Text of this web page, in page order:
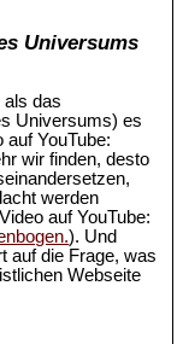
Universums
als das
Universums) es
YouTube:
wir finden, desto
werden
auf YouTube:
). Und
auf die Frage, was
Webseite